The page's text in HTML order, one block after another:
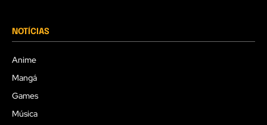
NOTÍCIAS
Anime
Mangá
Games
Música